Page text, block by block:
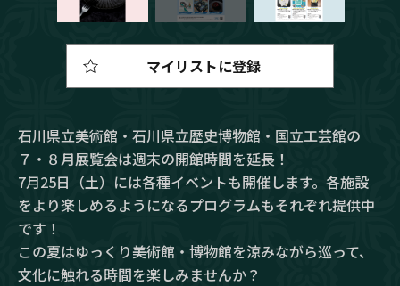
石川県立美術館・石川県立歴史博物館・国立工芸館の
７・８月展覧会は週末の開館時間を延長！
7月25日（土）には各種イベントも開催します。各施設
をより楽しめるようになるプログラムもそれぞれ提供中
です！
この夏はゆっくり美術館・博物館を涼みながら巡って、
文化に触れる時間を楽しみませんか？
マイリストに登録